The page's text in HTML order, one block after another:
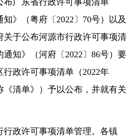
布广东省行政许可事项清单
知》（粤府〔2022〕70号）以及
关于公布河源市行政许可事项清
通知》（河府〔2022〕86号）要
政许可事项清单（2022年
《清单》）予以公布，并就有关
政许可事项清单管理。各镇